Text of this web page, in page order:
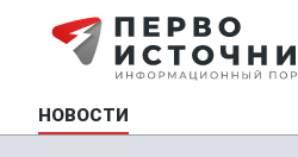
НОВОСТИ